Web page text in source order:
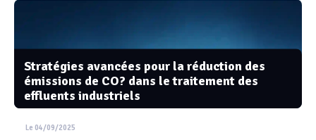
Stratégies avancées pour la réduction des
émissions de CO? dans le traitement des
effluents industriels
Le 04/09/2025